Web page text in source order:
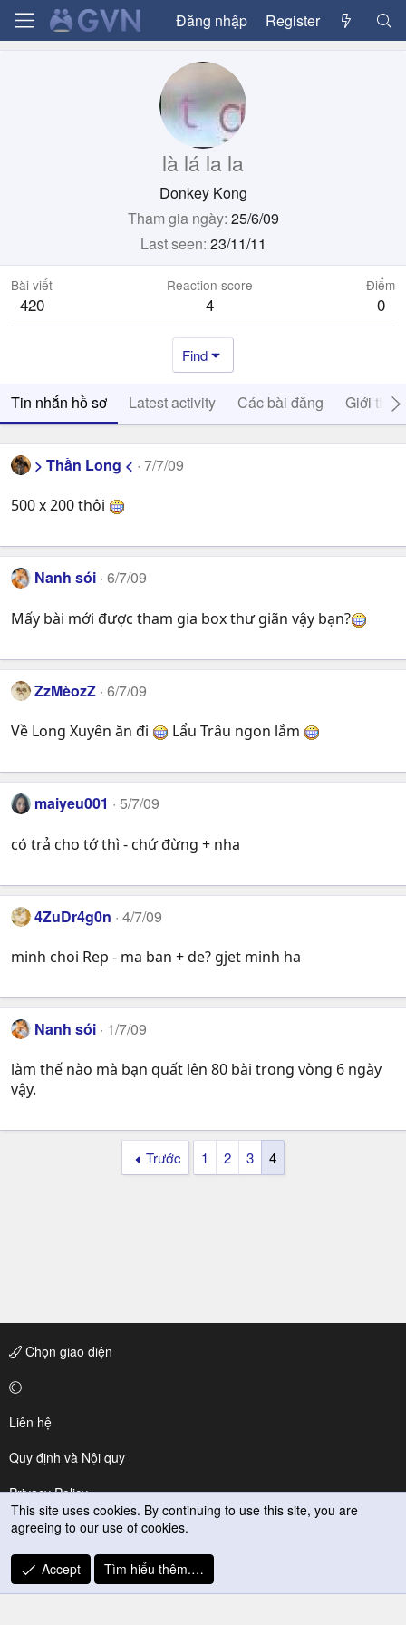
Đăng nhập Register
là lá la la
Donkey Kong
Tham gia ngày 25/6/09
Last seen 23/11/11
Bài viết
420
Reaction score
4
Điểm
0
Find
Tin nhắn hồ sơ Latest activity Các bài đăng Giới thiệu
> Thần Long < 7/7/09
500 x 200 thôi
Nanh sói 6/7/09
Mấy bài mới được tham gia box thư giãn vậy bạn?
ZzMèozZ 6/7/09
Về Long Xuyên ăn đi Lẩu Trâu ngon lắm
maiyeu001 5/7/09
có trả cho tớ thì - chứ đừng + nha
4ZuDr4g0n 4/7/09
minh choi Rep - ma ban + de? gjet minh ha
Nanh sói 1/7/09
làm thế nào mà bạn quất lên 80 bài trong vòng 6 ngày
vậy.
Trước 1 2 3 4
Chọn giao diện
Liên hệ
Quy định và Nội quy
Privacy Policy
Trợ giúp
R
S
This site uses cookies. By continuing to use this site, you are
agreeing to our use of cookies.
Accept Tìm hiểu thêm.…